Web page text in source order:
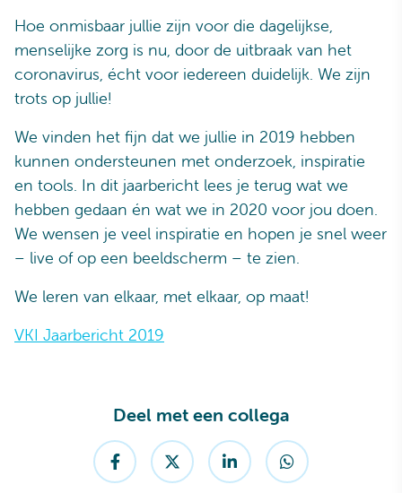
Hoe onmisbaar jullie zijn voor die dagelijkse,
menselijke zorg is nu, door de uitbraak van het
coronavirus, écht voor iedereen duidelijk. We zijn
trots op jullie!
We vinden het fijn dat we jullie in 2019 hebben
kunnen ondersteunen met onderzoek, inspiratie
en tools. In dit jaarbericht lees je terug wat we
hebben gedaan én wat we in 2020 voor jou doen.
We wensen je veel inspiratie en hopen je snel weer
– live of op een beeldscherm – te zien.
We leren van elkaar, met elkaar, op maat!
VKI Jaarbericht 2019
Deel met een collega